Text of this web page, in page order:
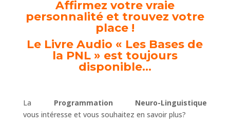
Affirmez votre vraie
personnalité et trouvez votre
place !
Le Livre Audio « Les Bases de
la PNL » est toujours
disponible…
La Programmation Neuro-Linguistique
vous intéresse et vous souhaitez en savoir plus?